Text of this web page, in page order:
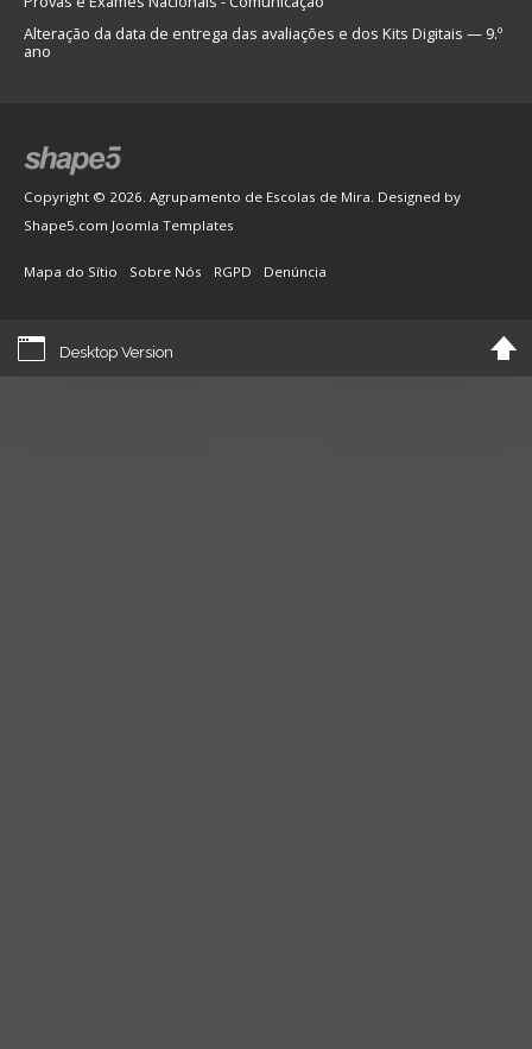
Alteração da data de entrega das avaliações e dos Kits Digitais — 9.º
ano
Copyright © 2026. Agrupamento de Escolas de Mira. Designed by
Shape5.com Joomla Templates
Mapa do Sítio Sobre Nós RGPD Denúncia
Desktop Version